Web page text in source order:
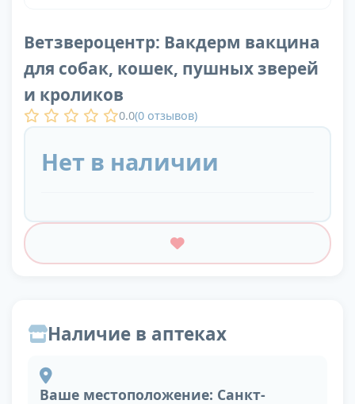
Ветзвероцентр: Вакдерм вакцина
для собак, кошек, пушных зверей
и кроликов
0.0(0 отзывов)
Нет в наличии
Наличие в аптеках
Ваше местоположение: Санкт-